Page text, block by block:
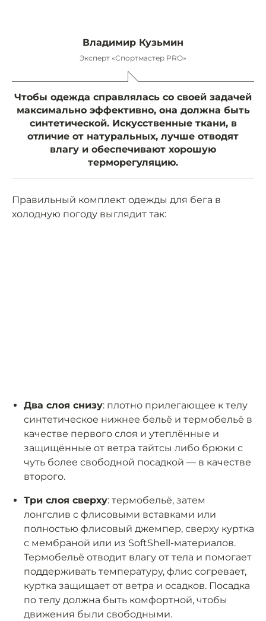
Владимир Кузьмин
Эксперт «Спортмастер PRO»
Чтобы одежда справлялась со своей задачей
максимально эффективно, она должна быть
синтетической. Искусственные ткани, в
отличие от натуральных, лучше отводят
влагу и обеспечивают хорошую
терморегуляцию.
Правильный комплект одежды для бега в
холодную погоду выглядит так:
Два слоя снизу: плотно прилегающее к телу
синтетическое нижнее бельё и термобельё в
качестве первого слоя и утеплённые и
защищённые от ветра тайтсы либо брюки с
чуть более свободной посадкой — в качестве
второго.
Три слоя сверху: термобельё, затем
лонгслив с флисовыми вставками или
полностью флисовый джемпер, сверху куртка
с мембраной или из SoftShell-материалов.
Термобельё отводит влагу от тела и помогает
поддерживать температуру, флис согревает,
куртка защищает от ветра и осадков. Посадка
по телу должна быть комфортной, чтобы
движения были свободными.